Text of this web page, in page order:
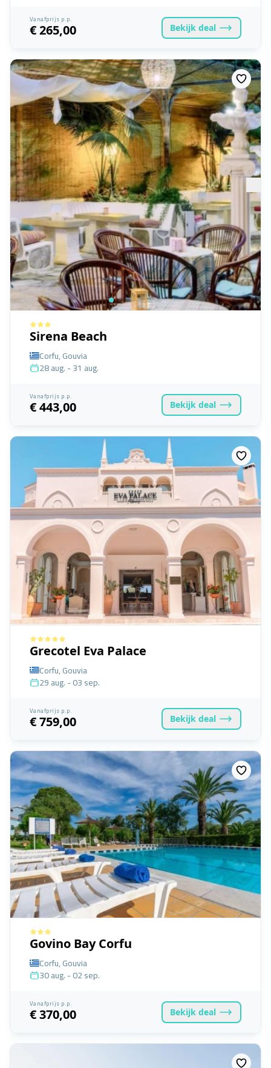
Vanafprijs p.p.
€ 265,00 Bekijk deal
Sirena Beach
Corfu, Gouvia
28 aug. - 31 aug.
Vanafprijs p.p.
€ 443,00 Bekijk deal
Grecotel Eva Palace
Corfu, Gouvia
29 aug. - 03 sep.
Vanafprijs p.p.
€ 759,00 Bekijk deal
Govino Bay Corfu
Corfu, Gouvia
30 aug. - 02 sep.
Vanafprijs p.p.
€ 370,00 Bekijk deal